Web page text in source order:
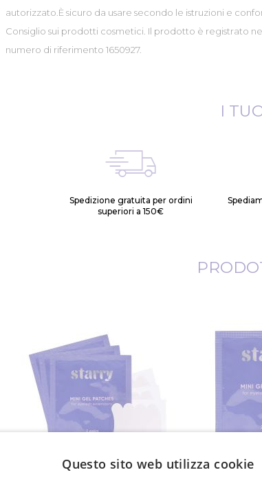
autorizzato.È sicuro da usare secondo le istruzioni e
Consiglio sui prodotti cosmetici. Il prodotto è registrato
numero di riferimento 1650927.
I
Spedizione gratuita per ordini
superiori a 150€
Questo sito web utilizza cookie